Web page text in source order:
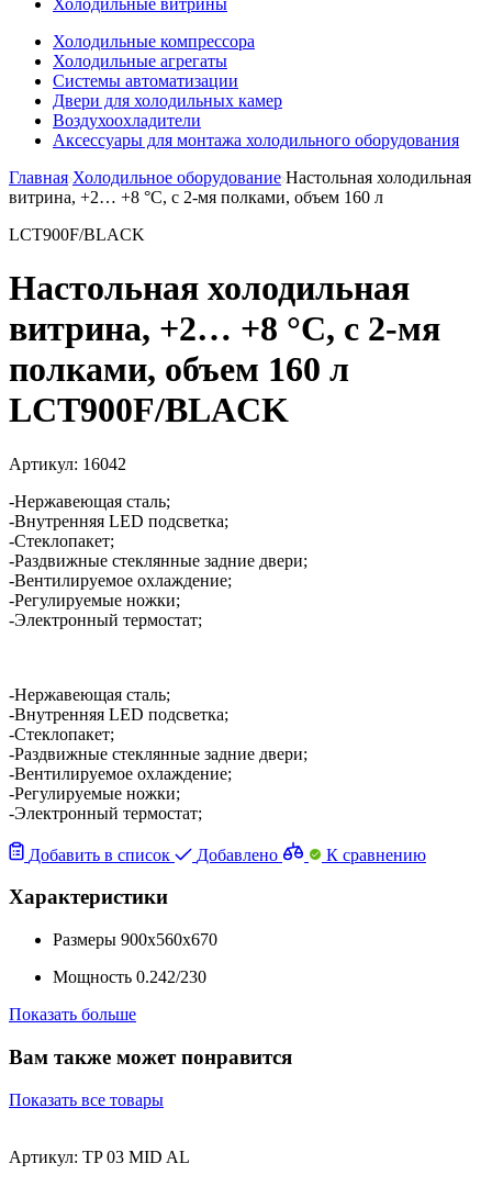
Холодильные компрессора
Холодильные агрегаты
Системы автоматизации
Двери для холодильных камер
Воздухоохладители
Аксессуары для монтажа холодильного оборудования
Главная Холодильное оборудование Настольная холодильная
витрина, +2… +8 °С, с 2-мя полками, объем 160 л
LCT900F/BLACK
Настольная холодильная
витрина, +2… +8 °С, с 2-мя
полками, объем 160 л
LCT900F/BLACK
Артикул: 16042
-Нержавеющая сталь;
-Внутренняя LED подсветка;
-Стеклопакет;
-Раздвижные стеклянные задние двери;
-Вентилируемое охлаждение;
-Регулируемые ножки;
-Электронный термостат;
-Нержавеющая сталь;
-Внутренняя LED подсветка;
-Стеклопакет;
-Раздвижные стеклянные задние двери;
-Вентилируемое охлаждение;
-Регулируемые ножки;
-Электронный термостат;
Добавить в список Добавлено К сравнению
Характеристики
Размеры 900x560x670
Мощность 0.242/230
Показать больше
Вам также может понравится
Показать все товары
Артикул: TP 03 MID AL